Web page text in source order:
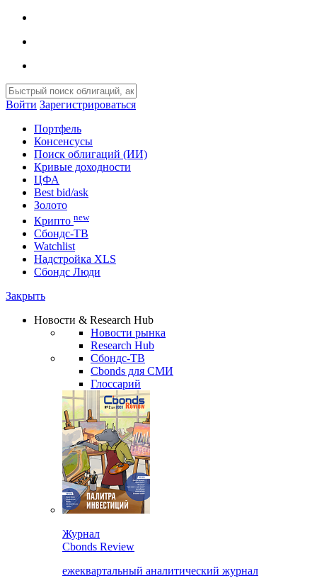
Войти Зарегистрироваться
Портфель
Консенсусы
Поиск облигаций (ИИ)
Кривые доходности
ЦФА
Best bid/ask
Золото
Крипто new
Сбондс-ТВ
Watchlist
Надстройка XLS
Сбондс Люди
Закрыть
Новости & Research Hub
Новости рынка
Research Hub
Сбондс-ТВ
Cbonds для СМИ
Глоссарий
Журнал
Cbonds Review
ежеквартальный аналитический журнал